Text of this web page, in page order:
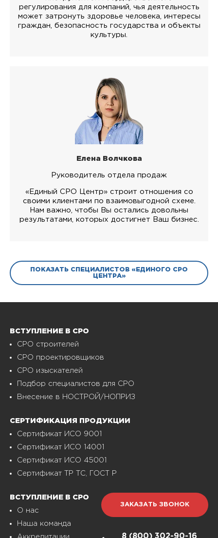
регулирования для компаний, чья деятельность
может затронуть здоровье человека, интересы
граждан, безопасность государства и объекты
культуры.
Елена Волчкова
Руководитель отдела продаж
«Единый СРО Центр» строит отношения со
своими клиентами по взаимовыгодной схеме.
Нам важно, чтобы Вы остались довольны
результатами, которых достигнет Ваш бизнес.
ПОКАЗАТЬ СПЕЦИАЛИСТОВ «ЕДИНОГО СРО
ЦЕНТРА»
ВСТУПЛЕНИЕ В СРО
СРО строителей
СРО проектировщиков
СРО изыскателей
Подбор специалистов для СРО
Внесение в НОСТРОЙ/НОПРИЗ
СЕРТИФИКАЦИЯ ПРОДУКЦИИ
Сертификат ИСО 9001
Сертификат ИСО 14001
Сертификат ИСО 45001
Сертификат ТР ТС, ГОСТ Р
ВСТУПЛЕНИЕ В СРО
О нас
Наша команда
ЗАКАЗАТЬ ЗВОНОК
8 (800) 302-90-16